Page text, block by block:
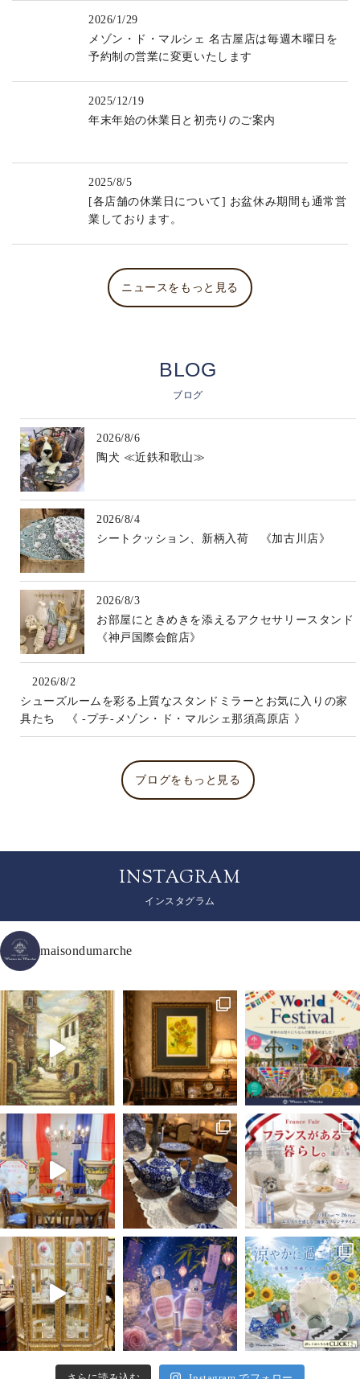
2026/1/29
メゾン・ド・マルシェ 名古屋店は毎週木曜日を
予約制の営業に変更いたします
2025/12/19
年末年始の休業日と初売りのご案内
2025/8/5
[各店舗の休業日について] お盆休み期間も通常営
業しております。
ニュースをもっと見る
BLOG
ブログ
2026/8/6
陶犬 ≪近鉄和歌山≫
2026/8/4
シートクッション、新柄入荷 《加古川店》
2026/8/3
お部屋にときめきを添えるアクセサリースタンド
《神戸国際会館店》
2026/8/2
シューズルームを彩る上質なスタンドミラーとお気に入りの家
具たち 《 -プチ-メゾン・ド・マルシェ那須高原店 》
ブログをもっと見る
INSTAGRAM
インスタグラム
maisondumarche